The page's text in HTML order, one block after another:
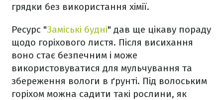
грядки без використання хімії.
Ресурс "Заміські будні" дав ще цікаву пораду
щодо горіхового листя. Після висихання
воно стає безпечним і може
використовуватися для мульчування та
збереження вологи в ґрунті. Під волоським
горіхом можна садити такі рослини, як